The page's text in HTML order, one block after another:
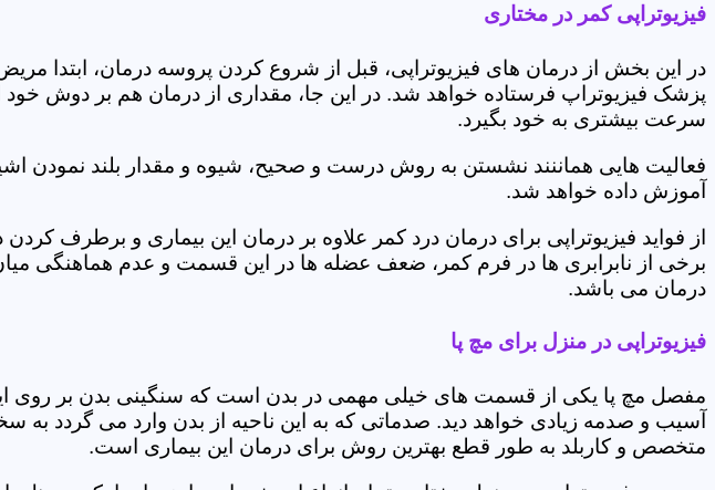
فیزیوتراپی کمر در مختاری
در این بخش از درمان های فیزیوتراپی، قبل از شروع کردن پروسه درمان، ابتدا
پزشک فیزیوتراپ فرستاده خواهد شد. در این جا، مقداری از درمان هم بر دوش خود
سرعت بیشتری به خود بگیرد.
فعالیت هایی هماننند نشستن به روش درست و صحیح، شیوه و مقدار بلند نمودن
آموزش داده خواهد شد.
از فواید فیزیوتراپی برای درمان درد کمر علاوه بر درمان این بیماری و
برخی از نابرابری ها در فرم کمر، ضعف عضله ها در این قسمت و عدم هماهنگی
درمان می باشد.
فیزیوتراپی در منزل برای مچ پا
مفصل مچ پا یکی از قسمت های خیلی مهمی در بدن است که سنگینی بدن بر روی
آسیب و صدمه زیادی خواهد دید. صدماتی که به این ناحیه از بدن وارد می گردد به
متخصص و کاربلد به طور قطع بهترین روش برای درمان این بیماری است.